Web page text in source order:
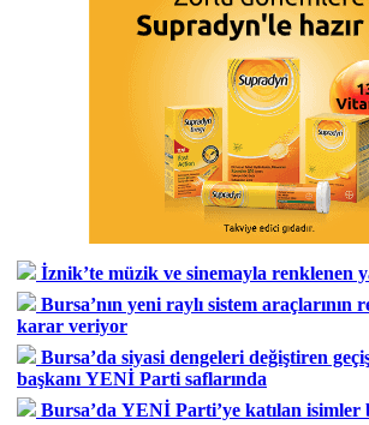
İznik’te müzik ve sinemayla renklenen
Bursa’nın yeni raylı sistem araçlarının
karar veriyor
Bursa’da siyasi dengeleri değiştiren
başkanı YENİ Parti saflarında
Bursa’da YENİ Parti’ye katılan isimler